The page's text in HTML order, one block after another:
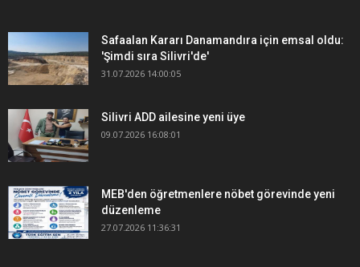
Safaalan Kararı Danamandıra için emsal oldu:
'Şimdi sıra Silivri'de'
31.07.2026 14:00:05
Silivri ADD ailesine yeni üye
09.07.2026 16:08:01
MEB'den öğretmenlere nöbet görevinde yeni
düzenleme
27.07.2026 11:36:31